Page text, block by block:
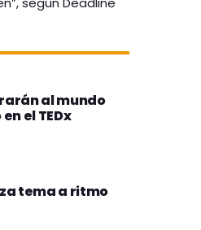
al mundo
el TEDx
tema a ritmo